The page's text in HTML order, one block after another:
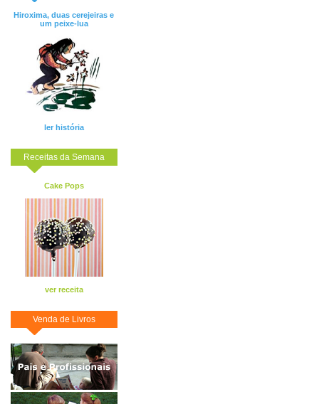
Hiroxima, duas cerejeiras e
um peixe-lua
ler história
Receitas da Semana
Cake Pops
ver receita
Venda de Livros